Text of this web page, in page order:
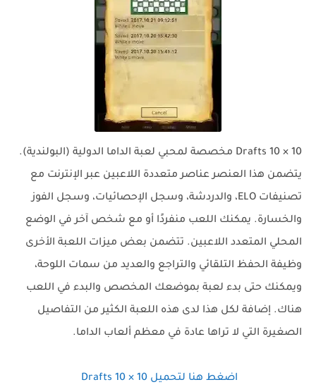
Drafts 10 × 10 مخصصة لمحبي لعبة الداما الدولية (البولندية).
يتضمن هذا العنصر عناصر متعددة اللاعبين عبر الإنترنت مع
تصنيفات ELO، والدردشة، وسجل الإحصائيات، وسجل الفوز
والخسارة. يمكنك اللعب منفردًا أو مع شخص آخر في الوضع
المحلي المتعدد اللاعبين. تتضمن بعض ميزات اللعبة الأخرى
وظيفة الحفظ التلقائي والتراجع والعديد من سمات اللوحة،
ويمكنك حتى بدء لعبة بموضعك المخصص والبدء في اللعب
هناك. إضافة لكل هذا لدى هذه اللعبة الكثير من التفاصيل
الصغيرة التي لا تراها عادة في معظم ألعاب الداما.
اضغط هنا لتحميل Drafts 10 × 10